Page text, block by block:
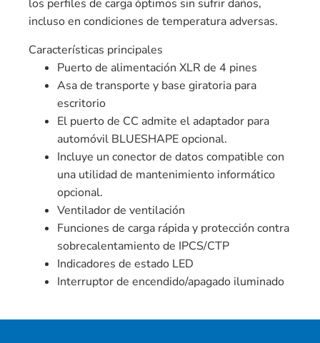
los perfiles de carga óptimos sin sufrir daños,
incluso en condiciones de temperatura adversas.
Características principales
Puerto de alimentación XLR de 4 pines
Asa de transporte y base giratoria para
escritorio
El puerto de CC admite el adaptador para
automóvil BLUESHAPE opcional.
Incluye un conector de datos compatible con
una utilidad de mantenimiento informático
opcional.
Ventilador de ventilación
Funciones de carga rápida y protección contra
sobrecalentamiento de IPCS/CTP
Indicadores de estado LED
Interruptor de encendido/apagado iluminado